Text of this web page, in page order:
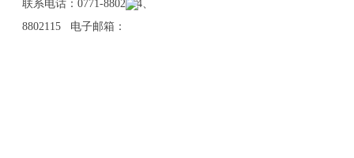
联系电话：0771-8802114、
8802115 电子邮箱：